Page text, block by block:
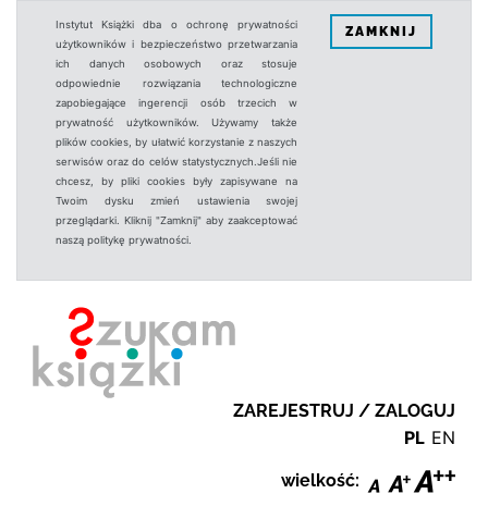
Instytut Książki dba o ochronę prywatności
użytkowników i bezpieczeństwo przetwarzania
ich danych osobowych oraz stosuje
odpowiednie rozwiązania technologiczne
zapobiegające ingerencji osób trzecich w
prywatność użytkowników. Używamy także
plików cookies, by ułatwić korzystanie z naszych
serwisów oraz do celów statystycznych.Jeśli nie
chcesz, by pliki cookies były zapisywane na
Twoim dysku zmień ustawienia swojej
przeglądarki. Kliknij "Zamknij" aby zaakceptować
naszą politykę prywatności.
ZAMKNIJ
ZAREJESTRUJ / ZALOGUJ
PL EN
wielkość: